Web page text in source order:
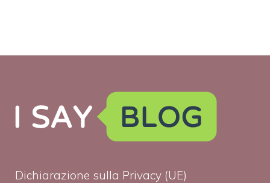
Dichiarazione sulla Privacy (UE)